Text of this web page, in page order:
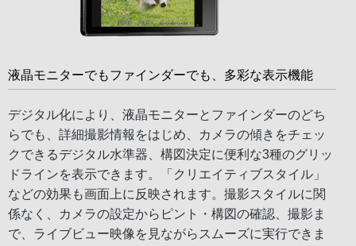
液晶モニターでもファインダーでも、多彩な表示機能
デジタル化により、液晶モニターとファインダーのどち
らでも、詳細撮影情報をはじめ、カメラの傾きをチェッ
クできるデジタル水準器、構図決定に便利な3種のグリッ
ドラインを表示できます。「クリエイティブスタイル」
などの効果も画面上に反映されます。撮影スタイルに関
係なく、カメラの設定からピント・構図の確認、撮影ま
で、ライブビュー映像を見ながらスムーズに実行できま